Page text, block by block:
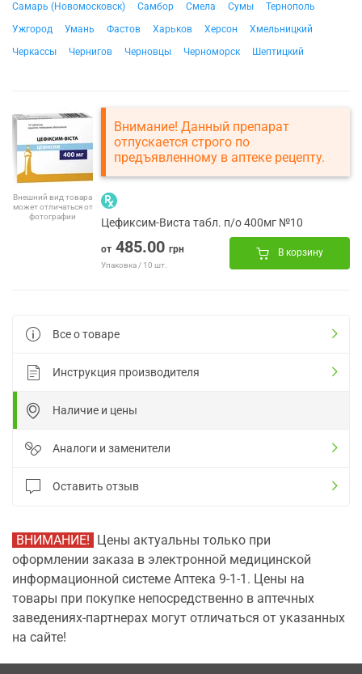
Самарь (Новомосковск)
Самбор Смела Сумы
Тернополь
Ужгород
Умань Фастов Харьков Херсон
Хмельницкий
Черкассы
Чернигов Черновцы Черноморск Шептицкий
Внешний вид товара
может отличаться от
фотографии
Внимание! Данный препарат
отпускается строго по
предъявленному в аптеке рецепту.
Цефиксим-Виста табл. п/о 400мг №10
от 485.00 грн
Упаковка / 10 шт.
В корзину
Все о товаре
Инструкция производителя
Наличие и цены
Аналоги и заменители
Оставить отзыв
ВНИМАНИЕ! Цены актуальны только при
оформлении заказа в электронной медицинской
информационной системе Аптека 9-1-1. Цены на
товары при покупке непосредственно в аптечных
заведениях-партнерах могут отличаться от указанных
на сайте!